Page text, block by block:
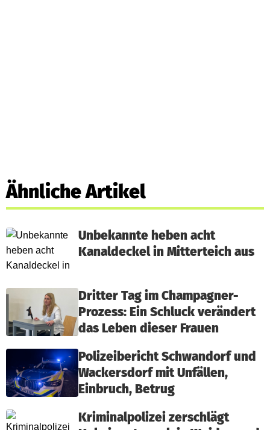
Ähnliche Artikel
Unbekannte heben acht
Kanaldeckel in Mitterteich aus
Dritter Tag im Champagner-
Prozess: Ein Schluck verändert
das Leben dieser Frauen
Polizeibericht Schwandorf und
Wackersdorf mit Unfällen,
Einbruch, Betrug
Kriminalpolizei zerschlägt